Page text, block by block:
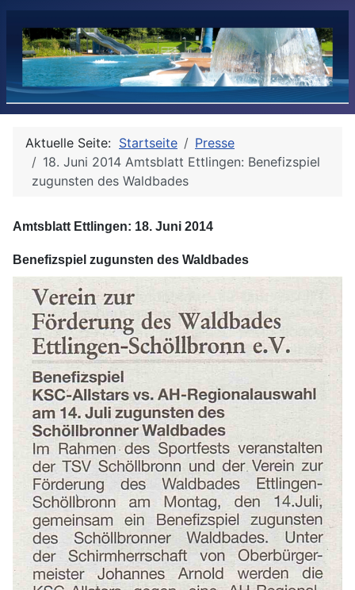
Aktuelle Seite: Startseite
Presse
18. Juni 2014 Amtsblatt Ettlingen: Benefizspiel
zugunsten des Waldbades
Amtsblatt Ettlingen: 18. Juni 2014
Benefizspiel zugunsten des Waldbades